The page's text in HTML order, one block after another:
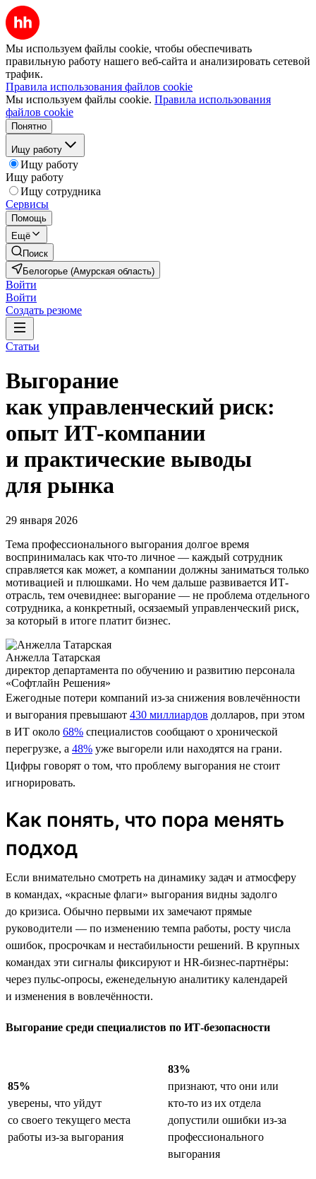
Мы используем файлы cookie, чтобы обеспечивать
правильную работу нашего веб-сайта и анализировать сетевой
трафик.
Правила использования файлов cookie
Мы используем файлы cookie. Правила использования
файлов cookie
Понятно
Ищу работу
Ищу работу
Ищу работу
Ищу сотрудника
Сервисы
Помощь
Ещё
Поиск
Белогорье (Амурская область)
Войти
Войти
Создать резюме
Статьи
Выгорание
как управленческий риск:
опыт ИТ-компании
и практические выводы
для рынка
29 января 2026
Тема профессионального выгорания долгое время
воспринималась как что-то личное — каждый сотрудник
справляется как может, а компании должны заниматься только
мотивацией и плюшками. Но чем дальше развивается ИТ-
отрасль, тем очевиднее: выгорание — не проблема отдельного
сотрудника, а конкретный, осязаемый управленческий риск,
за который в итоге платит бизнес.
Анжелла Татарская
директор департамента по обучению и развитию персонала
«Софтлайн Решения»
Ежегодные потери компаний из-за снижения вовлечённости
и выгорания превышают 430 миллиардов долларов, при этом
в ИТ около 68% специалистов сообщают о хронической
перегрузке, а 48% уже выгорели или находятся на грани.
Цифры говорят о том, что проблему выгорания не стоит
игнорировать.
Как понять, что пора менять
подход
Если внимательно смотреть на динамику задач и атмосферу
в командах, «красные флаги» выгорания видны задолго
до кризиса. Обычно первыми их замечают прямые
руководители — по изменению темпа работы, росту числа
ошибок, просрочкам и нестабильности решений. В крупных
командах эти сигналы фиксируют и HR-бизнес-партнёры:
через пульс-опросы, еженедельную аналитику календарей
и изменения в вовлечённости.
Выгорание среди специалистов по ИТ-безопасности
85%
уверены, что уйдут
со своего текущего места
работы из-за выгорания
83%
признают, что они или
кто-то из их отдела
допустили ошибки из-за
профессионального
выгорания